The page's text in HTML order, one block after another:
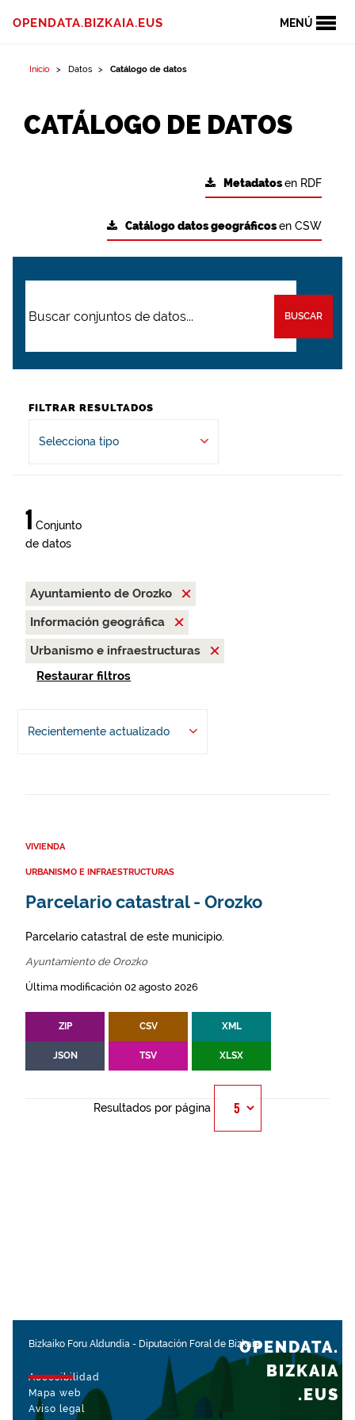
MENÚ
OPENDATA.BIZKAIA.EUS
Inicio Datos Catálogo de datos
CATÁLOGO DE DATOS
Metadatosen RDF
Catálogo datos geográficosen CSW
BUSCAR
FILTRAR RESULTADOS
Selecciona tipo
1 Conjunto
de datos
Ayuntamiento de Orozko
Información geográfica
Urbanismo e infraestructuras
Restaurar filtros
Recientemente actualizado
VIVIENDA
URBANISMO E INFRAESTRUCTURAS
Parcelario catastral - Orozko
Parcelario catastral de este municipio.
Ayuntamiento de Orozko
Última modificación 02 agosto 2026
ZIP CSV XML
JSON TSV XLSX
Resultados por página
Bizkaiko Foru Aldundia - Diputación Foral de Bizkaia
Accesibilidad
Mapa web
Aviso legal
OPENDATA.
BIZKAIA
.EUS